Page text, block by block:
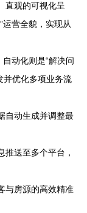
直观的可视化呈
运营全貌，实现从
自动化则是“解决问
并优化多项业务流
自动生成并调整最
推送至多个平台，
与房源的高效精准